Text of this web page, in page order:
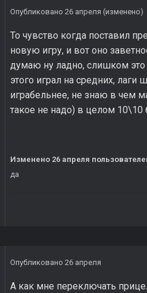
Опубликовано 26 апреля (изменено)
То чувство когда поставил
новую игру, и вот оно
думаю ну ладно, слишком
этого играл на средних,
играбельнее, не знаю в чем
такое не надо) в целом 10\10
Изменено 26 апреля
да
Опубликовано 26 апреля
А как мне переключать